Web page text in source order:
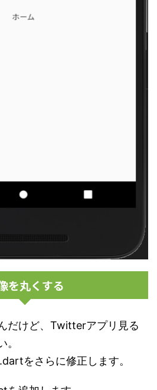
を丸くする
だけど、Twitterアプリ見る
。
をさらに修正します。